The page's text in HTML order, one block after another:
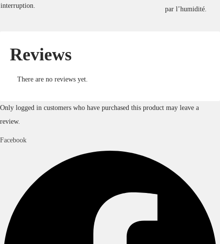
interruption.
par l’humidité.
Reviews
There are no reviews yet.
Only logged in customers who have purchased this product may leave a
review.
Facebook